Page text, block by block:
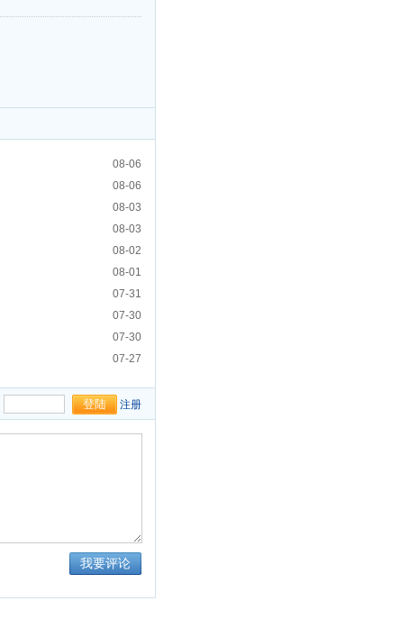
08-06
08-06
08-03
08-03
08-02
08-01
07-31
07-30
07-30
07-27
注册